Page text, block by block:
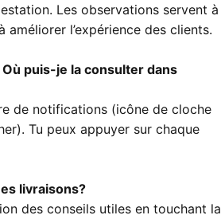
Les observations servent à
l’expérience des clients.
puis-je la consulter dans
de notifications (icône de cloche
Tu peux appuyer sur chaque
livraisons?
des conseils utiles en touchant la